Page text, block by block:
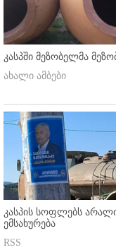
კასპში მეზობელმა
ახალი ამბები
კასპის სოფლებს
ემსახურება
RSS